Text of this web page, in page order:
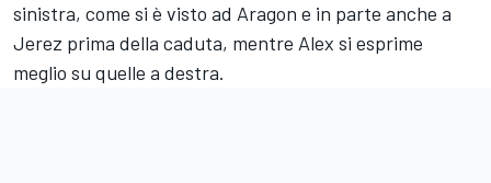
sinistra, come si è visto ad Aragon e in parte anche a
Jerez prima della caduta, mentre Alex si esprime
meglio su quelle a destra.